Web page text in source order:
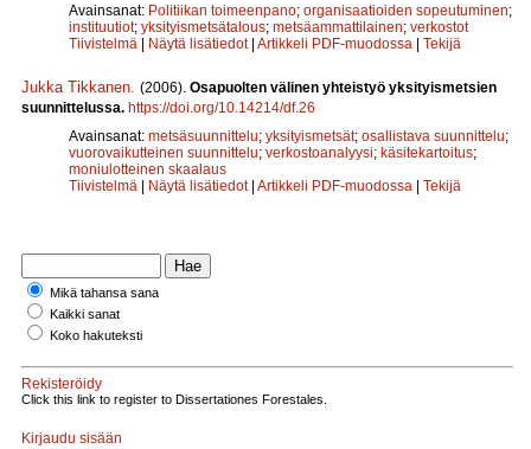
Avainsanat: Politiikan toimeenpano; organisaatioiden sopeutuminen;
instituutiot; yksityismetsätalous; metsäammattilainen; verkostot
Tiivistelmä | Näytä lisätiedot | Artikkeli PDF-muodossa | Tekijä
Jukka Tikkanen (2006). Osapuolten välinen yhteistyö yksityismetsien
suunnittelussa. https://doi.org/10.14214/df.26
Avainsanat: metsäsuunnittelu; yksityismetsät; osallistava suunnittelu;
vuorovaikutteinen suunnittelu; verkostoanalyysi; käsitekartoitus;
moniulotteinen skaalaus
Tiivistelmä | Näytä lisätiedot | Artikkeli PDF-muodossa | Tekijä
Mikä tahansa sana
Kaikki sanat
Koko hakuteksti
Rekisteröidy
Click this link to register to Dissertationes Forestales.
Kirjaudu sisään